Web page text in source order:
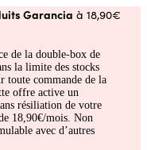
Garancia à 18,90€
de la double-box de
la limite des stocks
toute commande de la
offre active un
résiliation de votre
18,90€/mois. Non
avec d’autres